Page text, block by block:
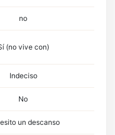
no
(no vive con)
Indeciso
No
un descanso